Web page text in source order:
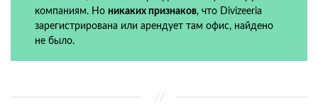
компаниям. Но никаких признаков, что Divizeeria
зарегистрирована или арендует там офис, найдено
не было.